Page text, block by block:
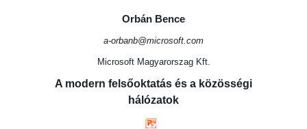
Orbán Bence
a-orbanb@microsoft.com
Microsoft Magyarorszag Kft.
A modern felsőoktatás és a közösségi
hálózatok